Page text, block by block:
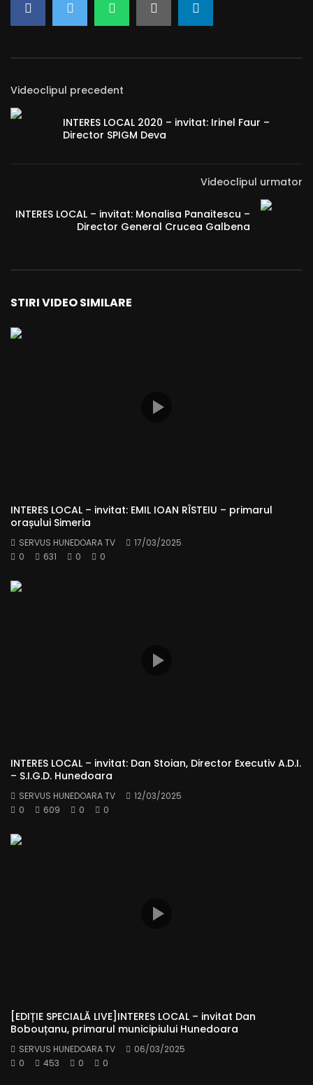
Videoclipul precedent
INTERES LOCAL 2020 – invitat: Irinel Faur –
Director SPIGM Deva
Videoclipul urmator
INTERES LOCAL – invitat: Monalisa Panaitescu –
Director General Crucea Galbena
STIRI VIDEO SIMILARE
INTERES LOCAL – invitat: EMIL IOAN RÎSTEIU – primarul
orașului Simeria
SERVUS HUNEDOARA TV
17/03/2025
0
631 0 0
INTERES LOCAL – invitat: Dan Stoian, Director Executiv A.D.I.
– S.I.G.D. Hunedoara
SERVUS HUNEDOARA TV
12/03/2025
0
609 0 0
[EDIȚIE SPECIALĂ LIVE]INTERES LOCAL – invitat Dan
Bobouțanu, primarul municipiului Hunedoara
SERVUS HUNEDOARA TV
06/03/2025
0
453 0 0